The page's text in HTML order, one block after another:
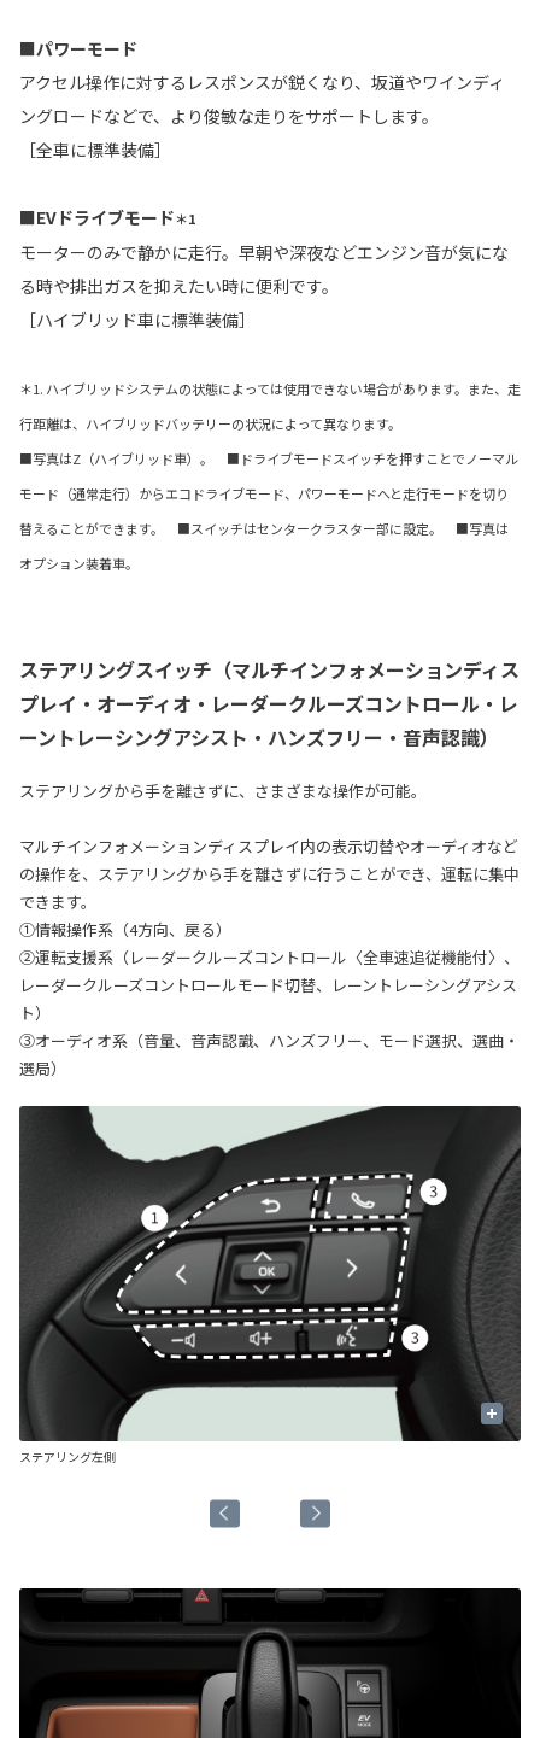
■パワーモード
アクセル操作に対するレスポンスが鋭くなり、坂道やワインディ
ングロードなどで、より俊敏な走りをサポートします。
［全車に標準装備］
■EVドライブモード＊1
モーターのみで静かに走行。早朝や深夜などエンジン音が気にな
る時や排出ガスを抑えたい時に便利です。
［ハイブリッド車に標準装備］
＊1. ハイブリッドシステムの状態によっては使用できない場合があります。また、走
行距離は、ハイブリッドバッテリーの状況によって異なります。
■写真はZ（ハイブリッド車）。 ■ドライブモードスイッチを押すことでノーマル
モード（通常走行）からエコドライブモード、パワーモードへと走行モードを切り
替えることができます。 ■スイッチはセンタークラスター部に設定。 ■写真は
オプション装着車。
ステアリングスイッチ（マルチインフォメーションディス
プレイ・オーディオ・レーダークルーズコントロール・レ
ーントレーシングアシスト・ハンズフリー・音声認識）
ステアリングから手を離さずに、さまざまな操作が可能。
マルチインフォメーションディスプレイ内の表示切替やオーディオなど
の操作を、ステアリングから手を離さずに行うことができ、運転に集中
できます。
①情報操作系（4方向、戻る）
②運転支援系（レーダークルーズコントロール〈全車速追従機能付〉、
レーダークルーズコントロールモード切替、レーントレーシングアシス
ト）
③オーディオ系（音量、音声認識、ハンズフリー、モード選択、選曲・
選局）
+
ステアリング左側